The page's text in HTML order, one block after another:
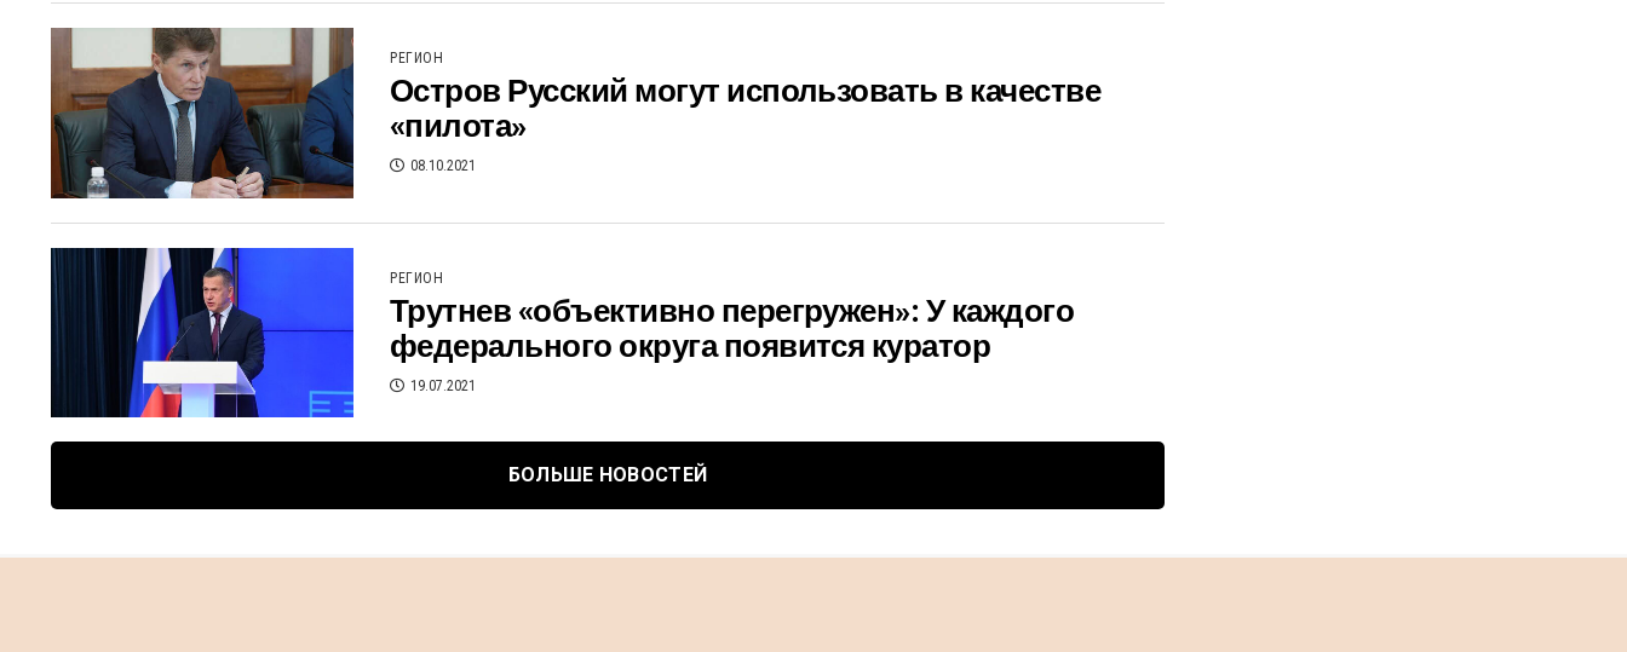
РЕГИОН
Остров Русский могут использовать в качестве
«пилота»
08.10.2021
РЕГИОН
Трутнев «объективно перегружен»: У каждого
федерального округа появится куратор
19.07.2021
БОЛЬШЕ НОВОСТЕЙ